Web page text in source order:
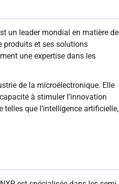
un leader mondial en matière de
produits et ses solutions
une expertise dans les
de la microélectronique. Elle
à stimuler l’innovation
que l’intelligence artificielle,